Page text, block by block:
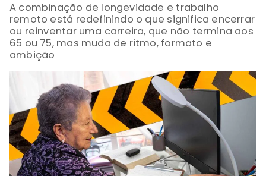
A combinação de longevidade e trabalho
remoto está redefinindo o que significa encerrar
ou reinventar uma carreira, que não termina aos
65 ou 75, mas muda de ritmo, formato e
ambição